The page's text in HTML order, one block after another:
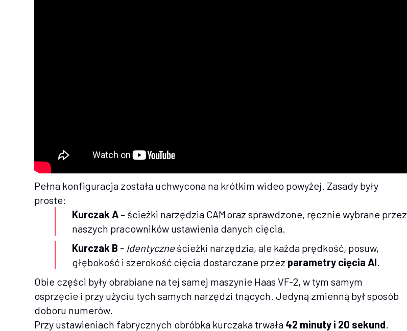
Pełna konfiguracja została uchwycona na krótkim wideo powyżej. Zasady były
proste:
Kurczak A – ścieżki narzędzia CAM oraz sprawdzone, ręcznie wybrane przez
naszych pracowników ustawienia danych cięcia.
Kurczak B - Identyczne ścieżki narzędzia, ale każda prędkość, posuw,
głębokość i szerokość cięcia dostarczane przez parametry cięcia AI.
Obie części były obrabiane na tej samej maszynie Haas VF-2, w tym samym
osprzęcie i przy użyciu tych samych narzędzi tnących. Jedyną zmienną był sposób
doboru numerów.
Przy ustawieniach fabrycznych obróbka kurczaka trwała 42 minuty i 20 sekund.